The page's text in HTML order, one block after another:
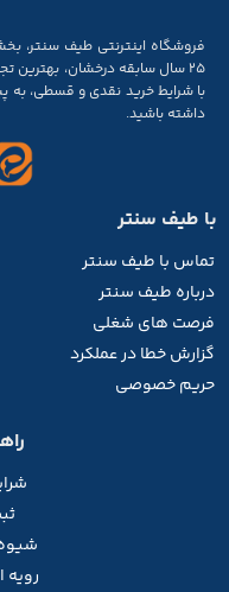
فروشگاه اینترنتی طیف سنتر،
۲۵ سال سابقه‌ درخشان، بهترین
با شرایط خرید نقدی و قسطی، به
داشته باشید.
با طیف سنتر
تماس با طیف سنتر
درباره طیف سنتر
فرصت های شغلی
گزارش خطا در عملکرد
حریم خصوصی